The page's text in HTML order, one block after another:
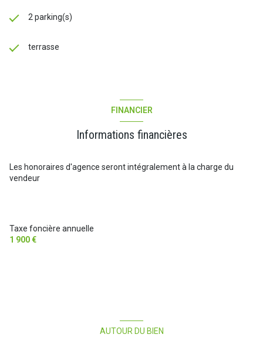
2 parking(s)
terrasse
FINANCIER
Informations financières
Les honoraires d'agence seront intégralement à la charge du
vendeur
Taxe foncière annuelle
1 900 €
AUTOUR DU BIEN